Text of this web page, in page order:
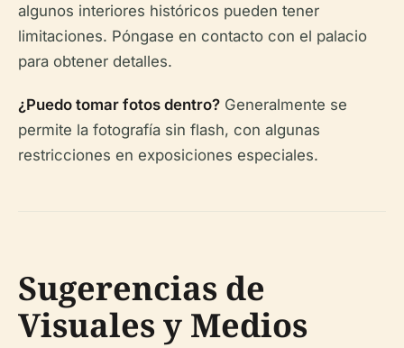
algunos interiores históricos pueden tener
limitaciones. Póngase en contacto con el palacio
para obtener detalles.
¿Puedo tomar fotos dentro? Generalmente se
permite la fotografía sin flash, con algunas
restricciones en exposiciones especiales.
Sugerencias de
Visuales y Medios